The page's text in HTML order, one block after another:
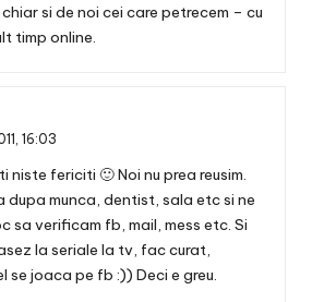
si de noi cei care petrecem – cu
timp online.
16:03
niste fericiti 🙂 Noi nu prea reusim.
dupa munca, dentist, sala etc si ne
sa verificam fb, mail, mess etc. Si
la seriale la tv, fac curat,
se joaca pe fb :)) Deci e greu.